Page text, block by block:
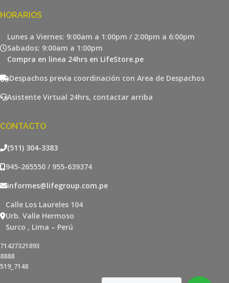
HORARIOS
Lunes a Viernes: 9:00am a 1:00pm / 2:00pm a 6:00pm
Sabados: 9:00am a 1:00pm
Compra en linea 24hrs en LifeStore.pe
Despachos previa coordinación con Area de Despachos
Asistente Virtual 24hrs, contactar arriba
CONTACTO
(511) 304-3383
945-265550 / 955-639374
informes@lifegroup.com.pe
Calle Los Laureles 104
Urb. Valle Hermoso
Surco , Lima – Perú
71427321893
8888
519_7148